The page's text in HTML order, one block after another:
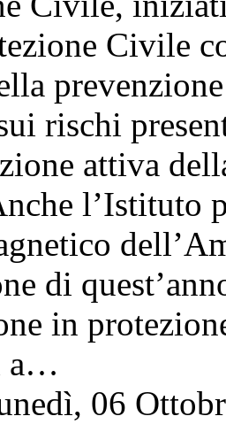
Civile
rischi
attiva
l’Istituto
di
in
a…
06